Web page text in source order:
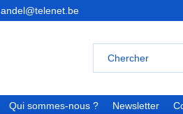
andel@telenet.be
Qui sommes-nous ? Newsletter